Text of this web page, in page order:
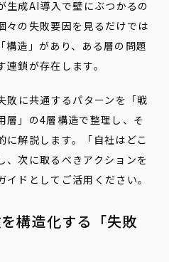
生成AI導入で壁にぶつかるの
々の失敗要因を見るだけでは
構造」があり、ある層の問題
鎖が存在します。
敗に共通するパターンを「戦
層」の4層構造で整理し、そ
に解説します。「自社はどこ
、次に取るべきアクションを
ドとしてご活用ください。
構造化する「失敗